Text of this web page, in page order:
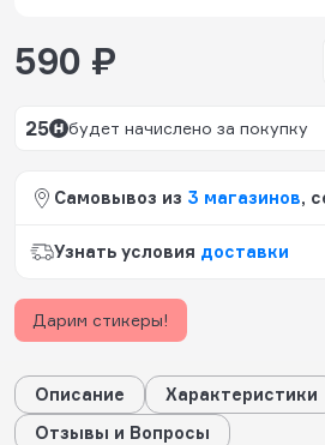
590 ₽
25 будет начислено за покупку
Самовывоз из 3 магазинов,
Узнать условия доставки
Дарим стикеры!
Описание
Характеристики
Отзывы и Вопросы